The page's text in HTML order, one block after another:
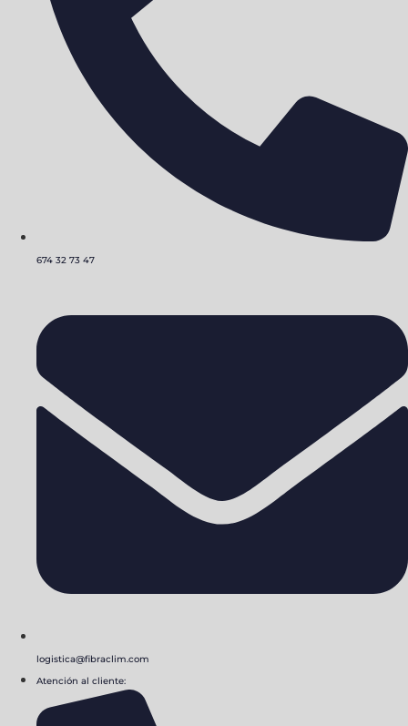
674 32 73 47
logistica@fibraclim.com
Atención al cliente: